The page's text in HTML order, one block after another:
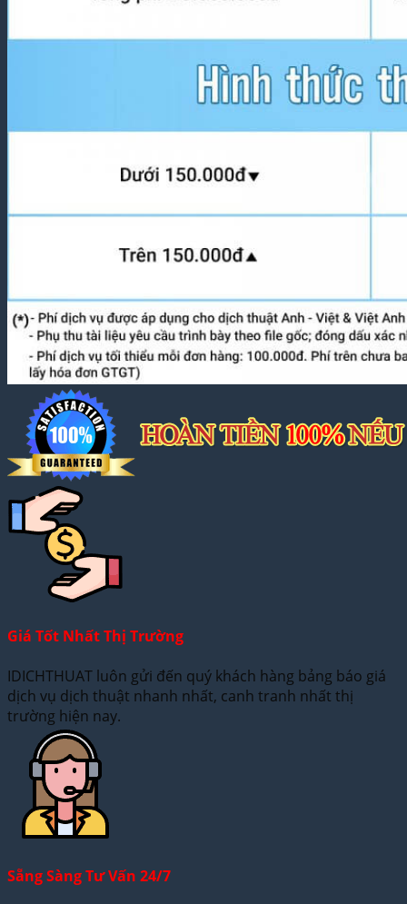
Giá Tốt Nhất Thị Trường
IDICHTHUAT luôn gửi đến quý khách hàng bảng báo giá
dịch vụ dịch thuật nhanh nhất, canh tranh nhất thị
trường hiện nay.
Sẵng Sàng Tư Vấn 24/7